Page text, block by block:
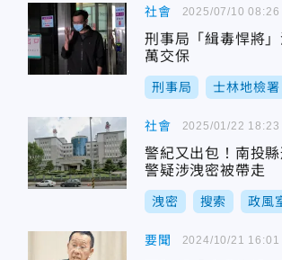
社會
刑事局「緝毒悍將
萬交保
刑事局 士林地檢署
2025/07/10 08:26
社會
警紀又出包！南投
警疑涉洩密被帶走
洩密 搜索 政風
2025/01/22 18:23
要聞 2024/10/21 16:01